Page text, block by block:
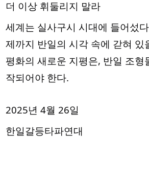
더 이상 휘둘리지 말라
세계는 실사구시 시대에 들어섰
제까지 반일의 시각 속에 갇혀 있
평화의 새로운 지평은, 반일 조형
작되어야 한다.
2025년 4월 26일
한일갈등타파연대